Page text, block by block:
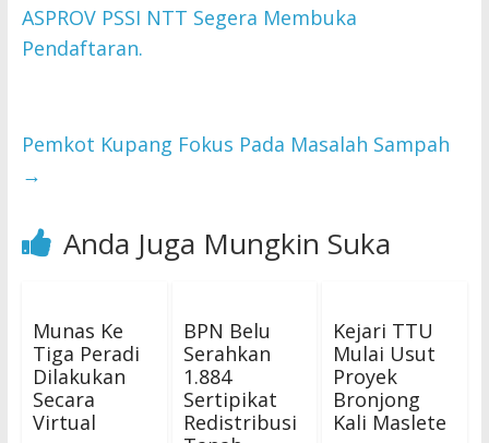
ASPROV PSSI NTT Segera Membuka
Pendaftaran.
Pemkot Kupang Fokus Pada Masalah Sampah
→
Anda Juga Mungkin Suka
Munas Ke
Tiga Peradi
Dilakukan
Secara
Virtual
BPN Belu
Serahkan
1.884
Sertipikat
Redistribusi
Kejari TTU
Mulai Usut
Proyek
Bronjong
Kali Maslete